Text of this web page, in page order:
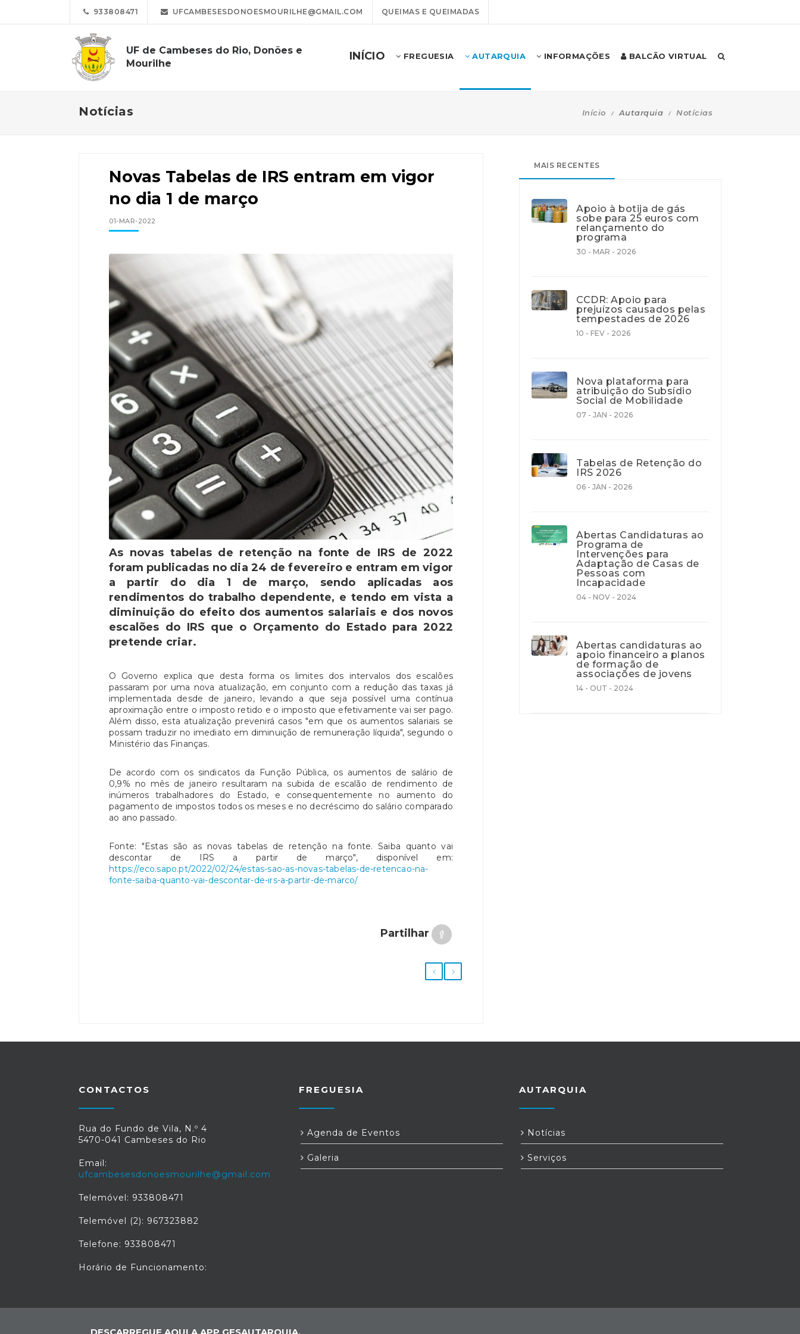
933808471 UFCAMBESESDONOESMOURILHE@GMAIL.COM QUEIMAS E QUEIMADAS
UF de Cambeses do Rio, Donões e
Mourilhe
INÍCIO FREGUESIA AUTARQUIA INFORMAÇÕES BALCÃO VIRTUAL
Notícias Início Autarquia Notícias
Novas Tabelas de IRS entram em vigor
no dia 1 de março
01-MAR-2022
As novas tabelas de retenção na fonte de IRS de 2022
foram publicadas no dia 24 de fevereiro e entram em vigor
a partir do dia 1 de março, sendo aplicadas aos
rendimentos do trabalho dependente, e tendo em vista a
diminuição do efeito dos aumentos salariais e dos novos
escalões do IRS que o Orçamento do Estado para 2022
pretende criar.
O Governo explica que desta forma os limites dos intervalos dos escalões
passaram por uma nova atualização, em conjunto com a redução das taxas já
implementada desde de janeiro, levando a que seja possível uma contínua
aproximação entre o imposto retido e o imposto que efetivamente vai ser pago.
Além disso, esta atualização prevenirá casos "em que os aumentos salariais se
possam traduzir no imediato em diminuição de remuneração líquida", segundo o
Ministério das Finanças.
De acordo com os sindicatos da Função Pública, os aumentos de salário de
0,9% no mês de janeiro resultaram na subida de escalão de rendimento de
inúmeros trabalhadores do Estado, e consequentemente no aumento do
pagamento de impostos todos os meses e no decréscimo do salário comparado
ao ano passado.
Fonte: "Estas são as novas tabelas de retenção na fonte. Saiba quanto vai
descontar de IRS a partir de março", disponível em:
https://eco.sapo.pt/2022/02/24/estas-sao-as-novas-tabelas-de-retencao-na-
fonte-saiba-quanto-vai-descontar-de-irs-a-partir-de-marco/
Partilhar
MAIS RECENTES
Apoio à botija de gás
sobe para 25 euros com
relançamento do
programa
30 - MAR - 2026
CCDR: Apoio para
prejuízos causados pelas
tempestades de 2026
10 - FEV - 2026
Nova plataforma para
atribuição do Subsídio
Social de Mobilidade
07 - JAN - 2026
Tabelas de Retenção do
IRS 2026
06 - JAN - 2026
Abertas Candidaturas ao
Programa de
Intervenções para
Adaptação de Casas de
Pessoas com
Incapacidade
04 - NOV - 2024
Abertas candidaturas ao
apoio financeiro a planos
de formação de
associações de jovens
14 - OUT - 2024
CONTACTOS
Rua do Fundo de Vila, N.º 4
5470-041 Cambeses do Rio
Email:
ufcambesesdonoesmourilhe@gmail.com
Telemóvel: 933808471
Telemóvel (2): 967323882
Telefone: 933808471
Horário de Funcionamento:
FREGUESIA
Agenda de Eventos
Galeria
AUTARQUIA
Notícias
Serviços